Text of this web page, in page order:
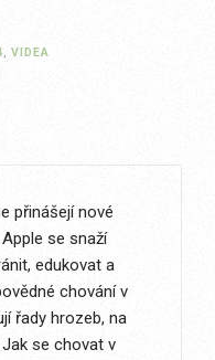
, VIDEA
přinášejí nové
se snaží
edukovat a
chování v
řady hrozeb, na
se chovat v